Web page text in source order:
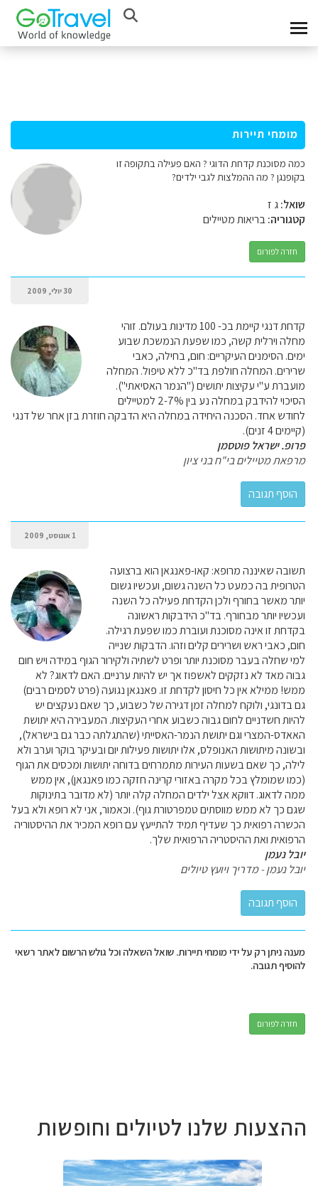
מומחי תיירות
כמה מסוכנת קדחת הדוגי ? האם פעילה בתקופה זו
בקופנגן ? מה ההמלצות לגבי ילדים?
שואל:ג ז
קטגוריה:בריאות מטיילים
חזרה לפורום
30 יולי, 2009
קדחת דנגי קיימת בכ- 100 מדינות בעולם. זוהי
מחלה וירלית קשה, כמו שפעת הנמשכת שבוע
ימים. הסימנים העיקריים: חום, בחילה, כאבי
שרירים. המחלה חולפת בד"כ ללא טיפול. המחלה
מועברת ע"י עקיצות יתושים ("הנמר האסיאתי").
הסיכוי להידבק במחלה נע בין 2-7% למטיילים
לחודש אחד. הסכנה היחידה במחלה היא הדבקה חוזרת בזן אחר של דנגי
(קיימים 4 זנים).
פרופ. ישראל פוטסמן
מרפאת מטיילים בי"ח בני ציון
1 אוגוסט, 2009
תשובה שאיננה מרופא: קאו-פאנגאן הוא ברצועה
הטרופית בה כמעט כל השנה גשום, ועכשיו גשום
יותר מאשר בחורף ולכן הקדחת פעילה כל השנה
ועכשיו יותר מבחורף. בד"כ הידבקות ראשונה
בקדחת זו אינה מסוכנת ועוברת כמו שפעת רגילה.
חום, כאבי ראש ושרירים קלים וזהו. הדבקות שנייה
למי שחלה בעבר מסוכנת יותר ופרט לשתיה ולקירור הגוף במידה ויש חום
גבוה מאד לא נזקקים לאשפוז אך יש להיות ערניים. האם לדאוג? לא
ממש! ממילא אין כל חיסון לקדחת זו. פאנגאן נגועה (פרט לסמים רבים)
גם בדונגי, ולוקח למחלה זמן דגירה של כשבוע, כך שאם נעקצים יש
להיות חשדניים לחום גבוה כשבוע אחרי העקיצות. המעבירה היא יתושת
האאדס-המצרי וגם יתושת הנמר-האסייתי (שהתגלתה כבר גם בישראל),
ובשונה מיתושות האנופלס, אלו יתושות פעילות יום ובעיקר בוקר וערב ולא
לילה, כך שאם בשעות העירות מתמרחים בדוחה יתושות ומכסים את הגוף
(כמו שמומלץ בכל מקרה באזורי קרינה חזקה כמו פאנגאן), אין ממש
ממה לדאוג. דווקא אצל ילדים המחלה קלה יותר (לא מדובר בתינוקות
שגם כך לא ממש מווסתים טמפרטורת גוף). וכאמור, אני לא רופא ולא בעל
הכשרה רפואית כך שעדיף תמיד להתייעץ עם רופא המכיר את ההיסטוריה
הרפואית ואת ההיסטריה הרפואית שלך.
יובל נעמן
יובל נעמן - מדריך ויועץ טיולים
מענה ניתן רק על ידי מומחי תיירות. שואל השאלה וכל גולש הרשום לאתר רשאי
להוסיף תגובה.
חזרה לפורום
ההצעות שלנו לטיולים וחופשות